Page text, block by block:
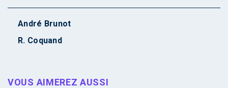
André Brunot
R. Coquand
VOUS AIMEREZ AUSSI